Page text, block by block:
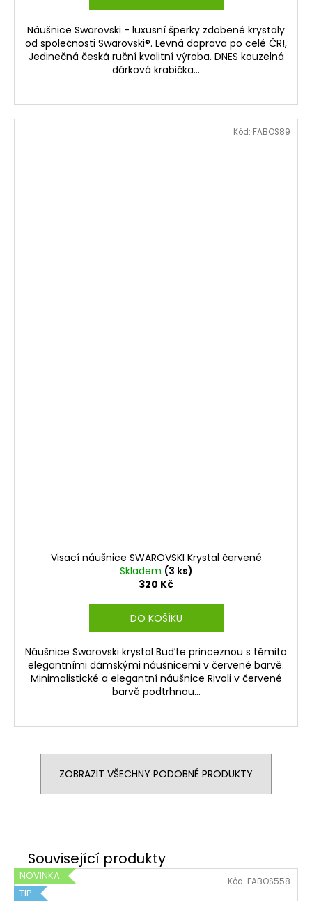
Náušnice Swarovski - luxusní šperky zdobené krystaly
od společnosti Swarovski®. Levná doprava po celé ČR!,
Jedinečná česká ruční kvalitní výroba. DNES kouzelná
dárková krabička...
Visací náušnice SWAROVSKI Krystal červené
Skladem (3 ks)
320 Kč
DO KOŠÍKU
Náušnice Swarovski krystal Buďte princeznou s těmito
elegantními dámskými náušnicemi v červené barvě.
Minimalistické a elegantní náušnice Rivoli v červené
barvě podtrhnou...
Kód: FABOS89
ZOBRAZIT VŠECHNY PODOBNÉ PRODUKTY
NOVINKA
TIP
Kód: FABOS558